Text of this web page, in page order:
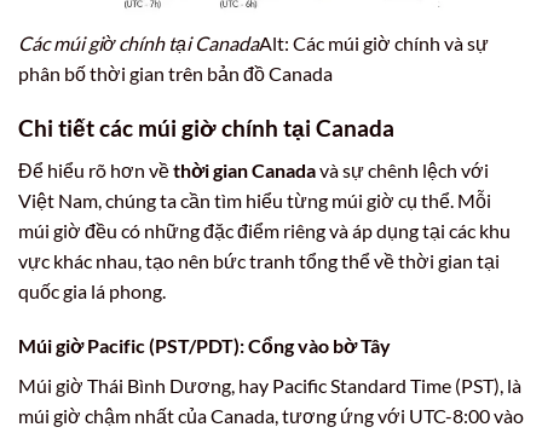
Các múi giờ chính tại CanadaAlt: Các múi giờ chính và sự
phân bố thời gian trên bản đồ Canada
Chi tiết các múi giờ chính tại Canada
Để hiểu rõ hơn vềthời gian Canadavà sự chênh lệch với
Việt Nam, chúng ta cần tìm hiểu từng múi giờ cụ thể. Mỗi
múi giờ đều có những đặc điểm riêng và áp dụng tại các khu
vực khác nhau, tạo nên bức tranh tổng thể về thời gian tại
quốc gia lá phong.
Múi giờ Pacific (PST/PDT): Cổng vào bờ Tây
Múi giờ Thái Bình Dương, hay Pacific Standard Time (PST), là
múi giờ chậm nhất của Canada, tương ứng với UTC-8:00 vào